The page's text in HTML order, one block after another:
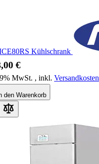
Kühlschrank
€
MwSt. , inkl. Versandkosten
den Warenkorb